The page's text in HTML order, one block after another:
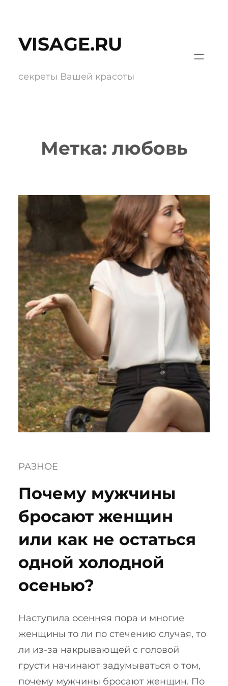
содержимому
VISAGE.RU
секреты Вашей красоты
Метка: любовь
РАЗНОЕ
Почему мужчины
бросают женщин
или как не остаться
одной холодной
осенью?
Наступила осенняя пора и многие
женщины то ли по стечению случая, то
ли из-за накрывающей с головой
грусти начинают задумываться о том,
почему мужчины бросают женщин. По